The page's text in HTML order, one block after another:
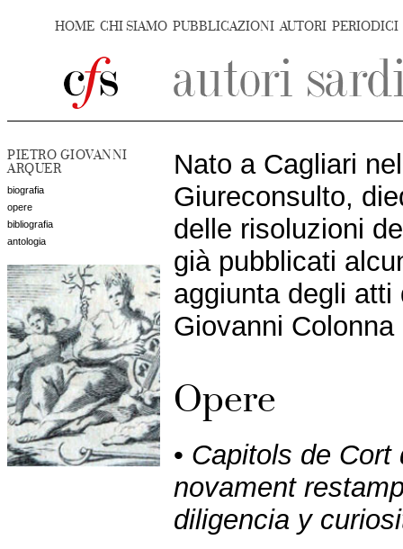
HOME CHI SIAMO PUBBLICAZIONI AUTORI PERIODICI
PIETRO GIOVANNI
ARQUER
biografia
opere
bibliografia
antologia
Nato a Cagliari
Giureconsulto,
delle risoluzioni
già pubblicati
aggiunta degli
Giovanni
Opere
• Capitols de Cort
novament
diligencia y